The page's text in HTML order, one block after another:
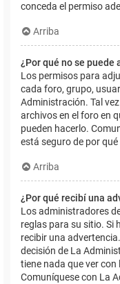
conceda el permiso
Arriba
¿Por qué no se
Los permisos para
cada foro, grupo,
Administración. Tal
archivos en el foro en
pueden hacerlo.
está seguro de por
Arriba
¿Por qué recibí una
Los administradores
reglas para su sitio. Si
recibir una
decisión de La
tiene nada que ver
Comuníquese con La